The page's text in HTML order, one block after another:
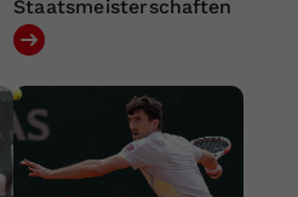
Staatsmeisterschaften